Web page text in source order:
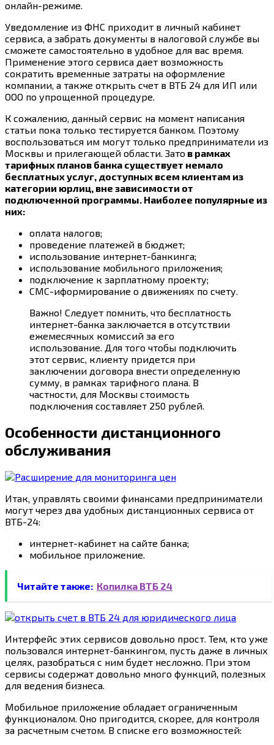
онлайн-режиме.
Уведомление из ФНС приходит в личный кабинет
сервиса, а забрать документы в налоговой службе вы
сможете самостоятельно в удобное для вас время.
Применение этого сервиса дает возможность
сократить временные затраты на оформление
компании, а также открыть счет в ВТБ 24 для ИП или
ООО по упрощенной процедуре.
К сожалению, данный сервис на момент написания
статьи пока только тестируется банком. Поэтому
воспользоваться им могут только предприниматели из
Москвы и прилегающей области. Зато в рамках
тарифных планов банка существует немало
бесплатных услуг, доступных всем клиентам из
категории юрлиц, вне зависимости от
подключенной программы. Наиболее популярные из
них:
оплата налогов;
проведение платежей в бюджет;
использование интернет-банкинга;
использование мобильного приложения;
подключение к зарплатному проекту;
СМС-иформирование о движениях по счету.
Важно! Следует помнить, что бесплатность
интернет-банка заключается в отсутствии
ежемесячных комиссий за его
использование. Для того чтобы подключить
этот сервис, клиенту придется при
заключении договора внести определенную
сумму, в рамках тарифного плана. В
частности, для Москвы стоимость
подключения составляет 250 рублей.
Особенности дистанционного
обслуживания
Итак, управлять своими финансами предприниматели
могут через два удобных дистанционных сервиса от
ВТБ-24:
интернет-кабинет на сайте банка;
мобильное приложение.
Читайте также: Копилка ВТБ 24
Интерфейс этих сервисов довольно прост. Тем, кто уже
пользовался интернет-банкингом, пусть даже в личных
целях, разобраться с ним будет несложно. При этом
сервисы содержат довольно много функций, полезных
для ведения бизнеса.
Мобильное приложение обладает ограниченным
функционалом. Оно пригодится, скорее, для контроля
за расчетным счетом. В списке его возможностей: